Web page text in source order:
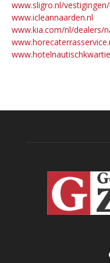
www.sligro.nl/
www.icleannaarden.nl
www.kia.com/nl/dealers/